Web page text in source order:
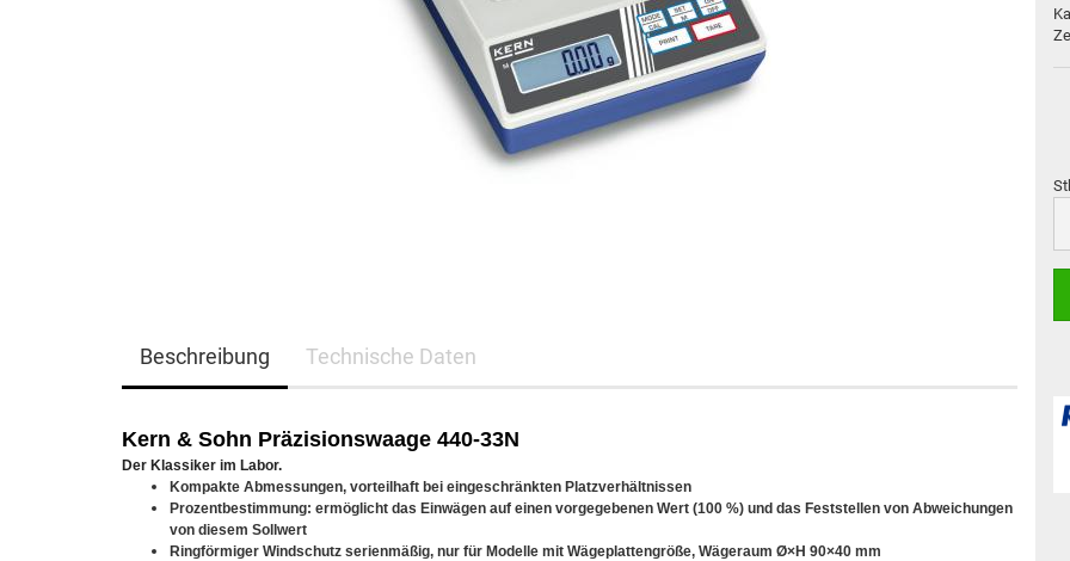
Beschreibung Technische Daten
Kern & Sohn Präzisionswaage 440-33N
Der Klassiker im Labor.
Kompakte Abmessungen, vorteilhaft bei eingeschränkten Platzverhältnissen
Prozentbestimmung: ermöglicht das Einwägen auf einen vorgegebenen Wert (100 %) und das Feststellen von Abweichungen
von diesem Sollwert
Ringförmiger Windschutz serienmäßig, nur für Modelle mit Wägeplattengröße, Wägeraum Ø×H 90×40 mm